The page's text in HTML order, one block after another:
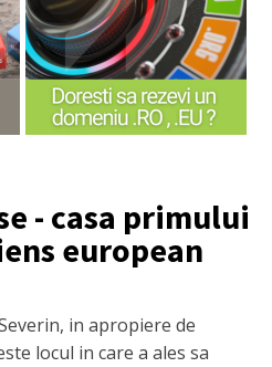
- casa primului
european
in apropiere de
locul in care a ales sa